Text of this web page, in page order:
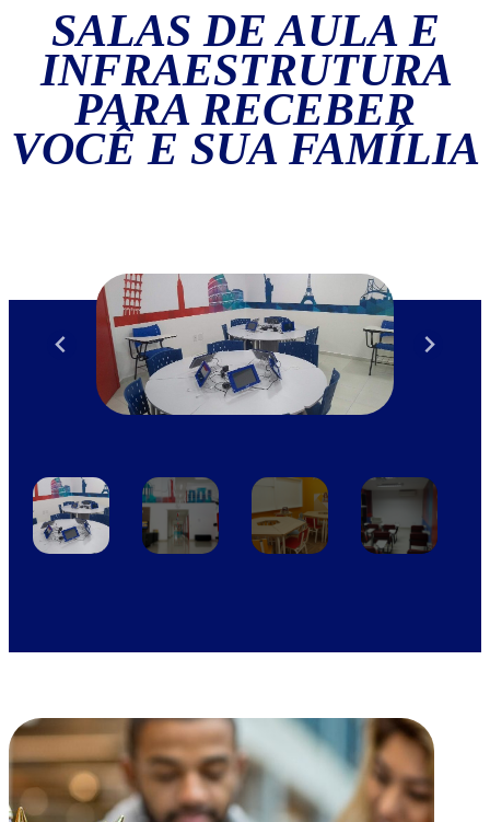
SALAS DE AULA E
INFRAESTRUTURA
PARA RECEBER
VOCÊ E SUA FAMÍLIA